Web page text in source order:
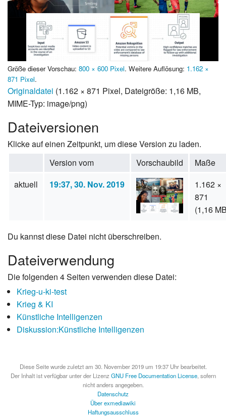
Größe dieser Vorschau: 800 × 600 Pixel. Weitere Auflösung: 1.162 ×
871 Pixel.
Originaldatei (1.162 × 871 Pixel, Dateigröße: 1,16 MB,
MIME-Typ: image/png)
Dateiversionen
Klicke auf einen Zeitpunkt, um diese Version zu laden.
Version vom
Vorschaubild
Maße
aktuell
19:37, 30. Nov. 2019
1.162 ×
871
(1,16
Du kannst diese Datei nicht überschreiben.
Dateiverwendung
Die folgenden 4 Seiten verwenden diese Datei:
Krieg-u-ki-test
Krieg & KI
Künstliche Intelligenzen
Diskussion:Künstliche Intelligenzen
Diese Seite wurde zuletzt am 30. November 2019 um 19:37 Uhr bearbeitet.
Der Inhalt ist verfügbar unter der Lizenz GNU Free Documentation License, sofern
nicht anders angegeben.
Datenschutz
Über exmediawiki
Haftungsausschluss